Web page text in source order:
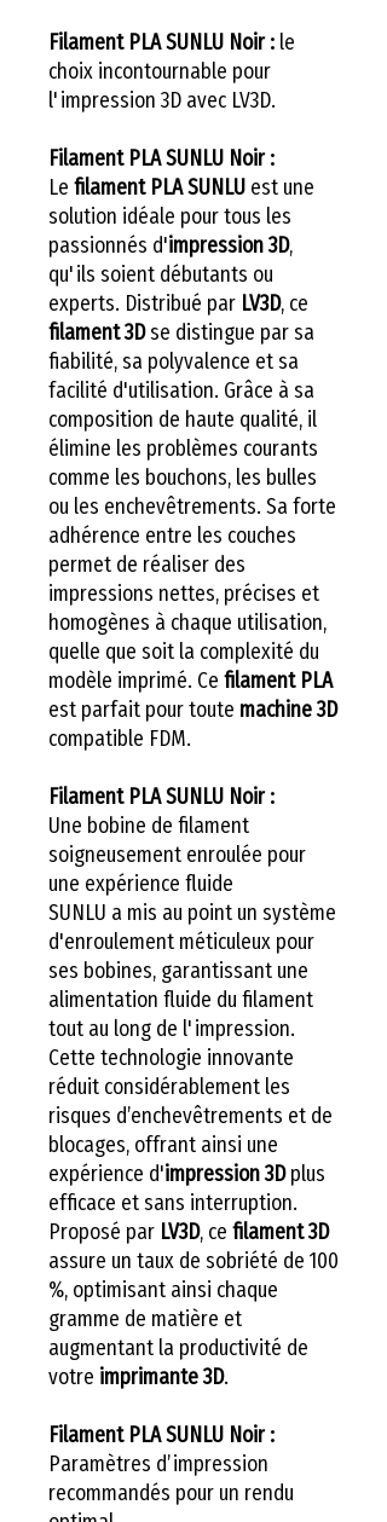
Filament PLA SUNLU Noir : le
choix incontournable pour
l'impression 3D avec LV3D.
Filament PLA SUNLU Noir :
Le filament PLA SUNLU est une
solution idéale pour tous les
passionnés d'impression 3D,
qu'ils soient débutants ou
experts. Distribué par LV3D, ce
filament 3Dse distingue par sa
fiabilité, sa polyvalence et sa
facilité d'utilisation. Grâce à sa
composition de haute qualité, il
élimine les problèmes courants
comme les bouchons, les bulles
ou les enchevêtrements. Sa forte
adhérence entre les couches
permet de réaliser des
impressions nettes, précises et
homogènes à chaque utilisation,
quelle que soit la complexité du
modèle imprimé. Ce filament PLA
est parfait pour toute machine 3D
compatible FDM.
Filament PLA SUNLU Noir :
Une bobine de filament
soigneusement enroulée pour
une expérience fluide
SUNLU a mis au point un système
d'enroulement méticuleux pour
ses bobines, garantissant une
alimentation fluide du filament
tout au long de l'impression.
Cette technologie innovante
réduit considérablement les
risques d’enchevêtrements et de
blocages, offrant ainsi une
expérience d'impression 3Dplus
efficace et sans interruption.
Proposé par LV3D, ce filament 3D
assure un taux de sobriété de 100
%, optimisant ainsi chaque
gramme de matière et
augmentant la productivité de
votre imprimante 3D.
Filament PLA SUNLU Noir :
Paramètres d’impression
recommandés pour un rendu